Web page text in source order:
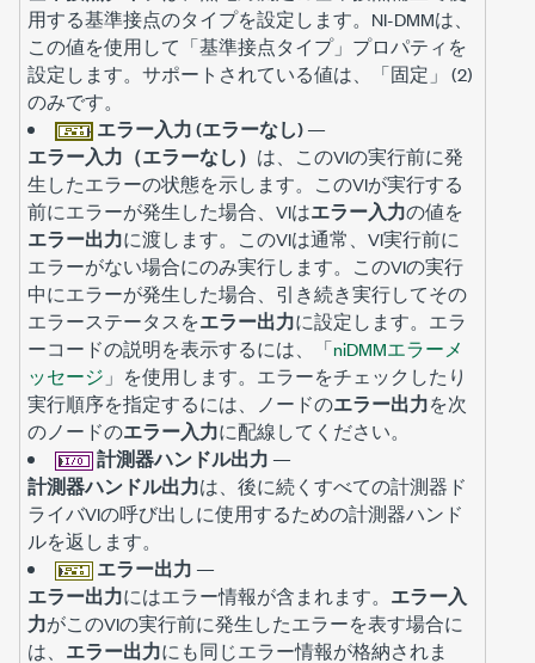
用する基準接点のタイプを設定します。NI-DMMは、
この値を使用して「基準接点タイプ」プロパティを
設定します。サポートされている値は、「固定」 (2)
のみです。
エラー入力 (エラーなし)—
エラー入力（エラーなし） は、このVIの実行前に発
生したエラーの状態を示します。このVIが実行する
前にエラーが発生した場合、VIはエラー入力の値を
エラー出力に渡します。このVIは通常、VI実行前に
エラーがない場合にのみ実行します。このVIの実行
中にエラーが発生した場合、引き続き実行してその
エラーステータスをエラー出力に設定します。エラ
ーコードの説明を表示するには、「niDMMエラーメ
ッセージ 」を使用します。エラーをチェックしたり
実行順序を指定するには、ノードのエラー出力を次
のノードのエラー入力に配線してください。
計測器ハンドル出力 —
計測器ハンドル出力は、後に続くすべての計測器ド
ライバVIの呼び出しに使用するための計測器ハンド
ルを返します。
エラー出力 —
エラー出力にはエラー情報が含まれます。 エラー入
力がこのVIの実行前に発生したエラーを表す場合に
は、 エラー出力にも同じエラー情報が格納されま